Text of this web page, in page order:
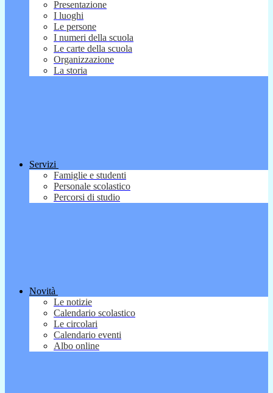
Presentazione
I luoghi
Le persone
I numeri della scuola
Le carte della scuola
Organizzazione
La storia
Servizi
Famiglie e studenti
Personale scolastico
Percorsi di studio
Novità
Le notizie
Calendario scolastico
Le circolari
Calendario eventi
Albo online